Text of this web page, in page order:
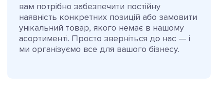
вам потрібно забезпечити постійну
наявність конкретних позицій або замовити
унікальний товар, якого немає в нашому
асортименті. Просто зверніться до нас — і
ми організуємо все для вашого бізнесу.